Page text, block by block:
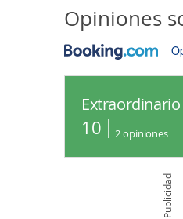
Opiniones
Extraordinario
10 2 opiniones
Publicidad